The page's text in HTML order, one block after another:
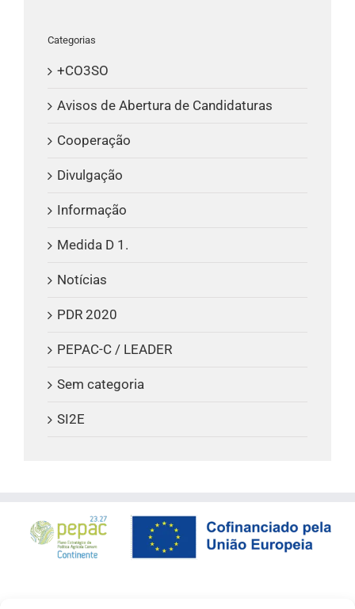
Categorias
+CO3SO
Avisos de Abertura de Candidaturas
Cooperação
Divulgação
Informação
Medida D 1.
Notícias
PDR 2020
PEPAC-C / LEADER
Sem categoria
SI2E